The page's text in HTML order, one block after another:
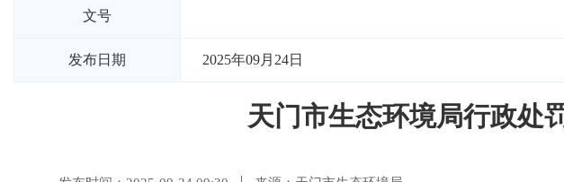
文号
发布日期 2025年09月24日
天门市生态环境局行政处